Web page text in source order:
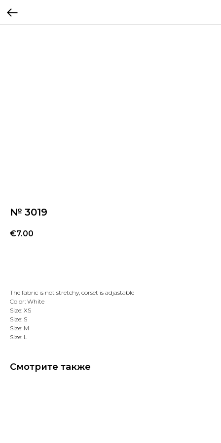
№ 3019
€7.00
The fabric is not stretchy, corset is adjastable
Color: White
Size: XS
Size: S
Size: M
Size: L
Смотрите также